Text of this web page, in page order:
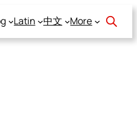
Latin 中文 More